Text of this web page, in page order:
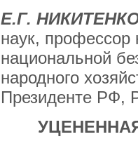
Е.Г.
наук, профессор
национальной
народного
Президенте РФ,